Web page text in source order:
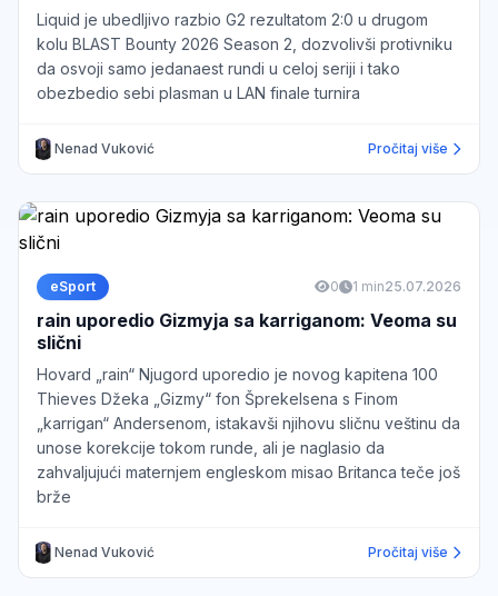
Liquid je ubedljivo razbio G2 rezultatom 2:0 u drugom
kolu BLAST Bounty 2026 Season 2, dozvolivši protivniku
da osvoji samo jedanaest rundi u celoj seriji i tako
obezbedio sebi plasman u LAN finale turnira
Nenad Vuković Pročitaj više
eSport 0 1 min25.07.2026
rain uporedio Gizmyja sa karriganom: Veoma su
slični
Hovard „rain“ Njugord uporedio je novog kapitena 100
Thieves Džeka „Gizmy“ fon Šprekelsena s Finom
„karrigan“ Andersenom, istakavši njihovu sličnu veštinu da
unose korekcije tokom runde, ali je naglasio da
zahvaljujući maternjem engleskom misao Britanca teče još
brže
Nenad Vuković Pročitaj više